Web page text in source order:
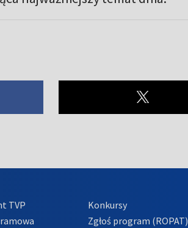
TVP
Konkursy
Zgłoś program (ROPAT)